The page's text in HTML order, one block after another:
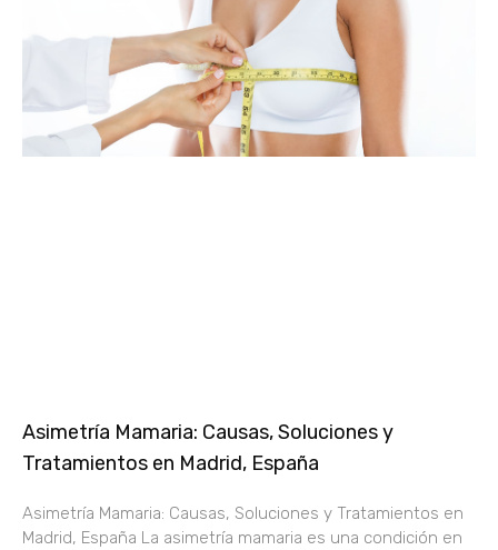
Asimetría Mamaria: Causas, Soluciones y
Tratamientos en Madrid, España
Asimetría Mamaria: Causas, Soluciones y Tratamientos en
Madrid, España La asimetría mamaria es una condición en